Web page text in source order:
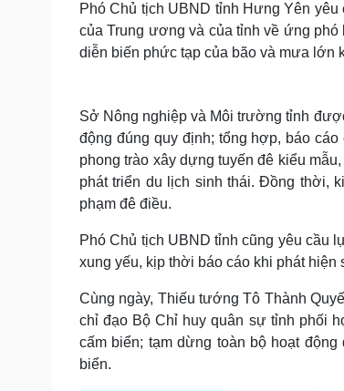
Phó Chủ tịch UBND tỉnh Hưng Yên
của Trung ương và của tỉnh về ứng
diễn biến phức tạp của bão và mưa lớn
Sở Nông nghiệp và Môi trường tỉnh
động đúng quy định; tổng hợp, báo
phong trào xây dựng tuyến đê kiểu
phát triển du lịch sinh thái. Đồng thời,
phạm đê điều.
Phó Chủ tịch UBND tỉnh cũng yêu cầu
xung yếu, kịp thời báo cáo khi phát
Cùng ngày, Thiếu tướng Tô Thành
chỉ đạo Bộ Chỉ huy quân sự tỉnh phối
cấm biển; tạm dừng toàn bộ hoạt
biển.